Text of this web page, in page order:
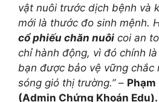
vật nuôi trước dịch bệnh và
mới là thước đo sinh mệnh.
cổ phiếu chăn nuôi coi an
chỉ hành động, vì đó chính
bạn được bảo vệ vững chắc
sóng gió thị trường.”–
(Admin Chứng Khoán Edu).